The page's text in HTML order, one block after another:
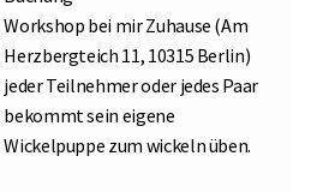
Workshop bei mir Zuhause (Am
Herzbergteich 11, 10315 Berlin)
jeder Teilnehmer oder jedes Paar
bekommt sein eigene
Wickelpuppe zum wickeln üben.